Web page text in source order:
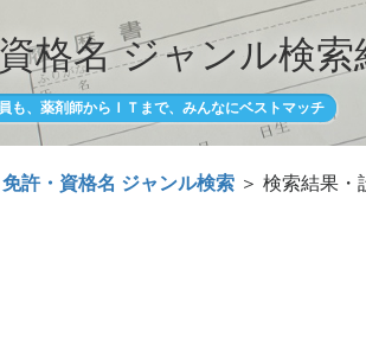
格名 ジャンル検索
も、薬剤師からＩＴまで、みんなにベストマッチ
免許・資格名 ジャンル検索 ＞ 検索結果・